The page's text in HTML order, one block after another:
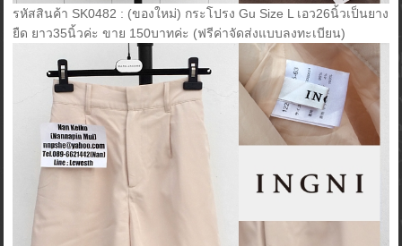
รหัสสินค้า SK0482 : (ของใหม่) กระโปรง Gu Size L เอว26นิ้วเป็นยาง
ยืด ยาว35นิ้วค่ะ ขาย 150บาทค่ะ (ฟรีค่าจัดส่งแบบลงทะเบียน)